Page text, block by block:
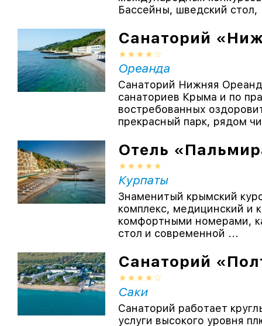
Бассейны, шведский стол,
Санаторий
Ореанда
Санаторий Нижняя
санаториев Крыма и по
востребованных
прекрасный парк, рядом
Отель
Курпаты
Знаменитый крымский
комплекс, медицинский и
комфортными номерами,
стол и современной ...
Санаторий
Саки
Санаторий работает
услуги высокого уровня